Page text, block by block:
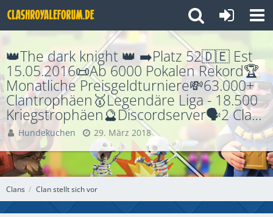
Clans Clan stellt sich vor
👑The dark knight 👑 ➡️Platz 52🇩🇪 Est
15.05.2016📜Ab 6000 Pokalen Rekord🏆
Monatliche Preisgeldturniere💸63.000+
Clantrophäen🥇Legendäre Liga - 18.500
Kriegstrophäen🔮Discordserver🗣2 Clash
Royale ESportsteam🤺 Große Familie👫
Hundekuchen 29. März 2018